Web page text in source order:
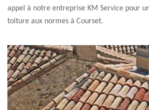
appel à notre entreprise KM Service pour
toiture aux normes à Courset.